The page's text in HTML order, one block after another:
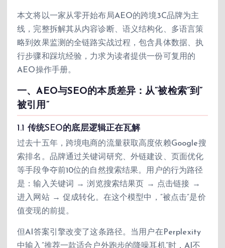
本文将以一家从零开始布局AEO的跨境3C品牌为主
线，完整拆解其从内容诊断、语义结构化、多语言策
略到效果监测的全链路实战过程，包含具体数据、执
行步骤和踩坑经验，力求为读者提供一份可复用的
AEO操作手册。
一、AEO与SEO的本质差异：从”被检索”到”
被引用”
1.1 传统SEO的底层逻辑正在瓦解
过去十五年，跨境电商的流量获取高度依赖Google搜
索排名。品牌通过关键词研究、外链建设、页面优化
等手段争夺前10位的自然搜索结果。用户的行为路径
是：输入关键词 → 浏览搜索结果页 → 点击链接 →
进入网站 → 促成转化。在这个模型中，”被点击”是价
值变现的前提。
但AI答案引擎改变了这条路径。当用户在Perplexity
中输入”推荐一款适合户外跑步的降噪耳机”时，AI不